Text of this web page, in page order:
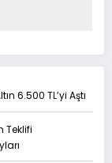
6.500 TL’yi Aştı
Teklifi